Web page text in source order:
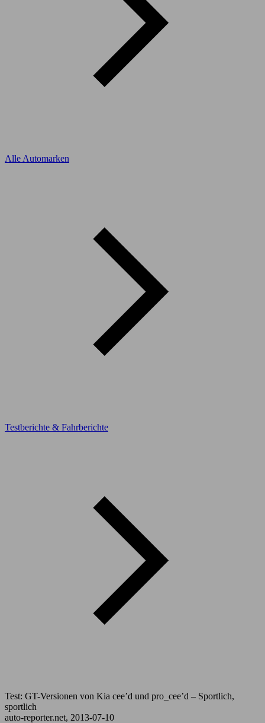
Alle Automarken
Testberichte & Fahrberichte
Test: GT-Versionen von Kia cee’d und pro_cee’d – Sportlich,
sportlich
auto-reporter.net, 2013-07-10